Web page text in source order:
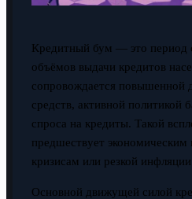
Кредитный бум — это период
объёмов выдачи кредитов
сопровождается повышенной
средств, активной политикой
спроса на кредиты. Такой
предшествует
кризисам или резкой инфляции.
Основной движущей силой